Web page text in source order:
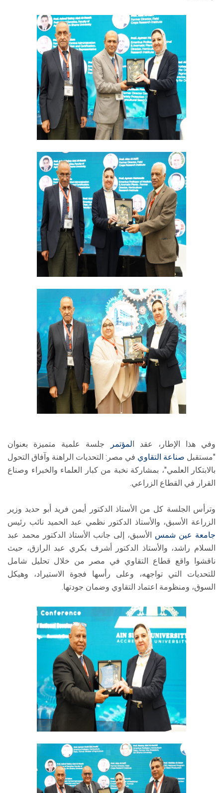
وفي هذا الإطار، عقد ا لمؤتمر
جلسة علمية متميزة بعنوان
"مستقبل صناعة التقاوي في مصر: التحديات الراهنة وآفاق التحول
بالابتكار العلمي"، بمشاركة نخبة من كبار العلماء والخبراء وصناع
القرار في القطاع الزراعي.
وترأس الجلسة كل من الأستاذ الدكتور أيمن فريد أبو حديد وزير
الزراعة الأسبق، والأستاذ الدكتور نظمي عبد الحميد نائب رئيس
جامعة عين شمس الأسبق، إلى جانب الأستاذ الدكتور محمد عبد
السلام راشد، والأستاذ الدكتور أشرف بكري عبد الرازق، حيث
ناقشوا واقع قطاع التقاوي في مصر من خلال تحليل شامل
للتحديات التي تواجهه، وعلى رأسها فجوة الاستيراد، وهيكل
السوق، ومنظومة اعتماد التقاوي وضمان جودتها.